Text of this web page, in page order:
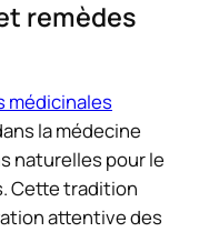
remèdes
médicinales
la médecine
naturelles pour le
Cette tradition
attentive des